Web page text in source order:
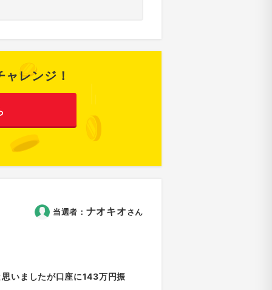
レンジ！
当選者： ナオキオさん
いましたが口座に143万円振